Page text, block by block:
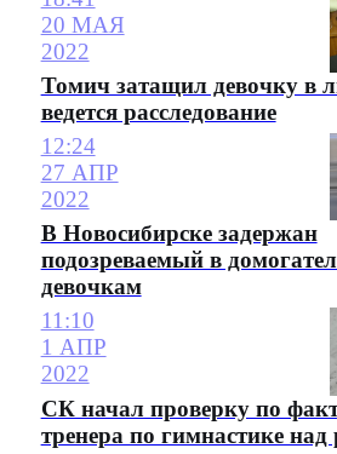
20 МАЯ
2022
Томич затащил девочку в
ведется расследование
12:24
27 АПР
2022
В Новосибирске задержан
подозреваемый в
девочкам
11:10
1 АПР
2022
СК начал проверку по
тренера по гимнастике над